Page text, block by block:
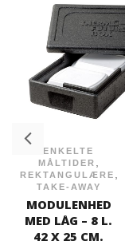
ENKELTE
MÅLTIDER
REKTANGULÆRE
TAKE-AWAY
MODULENHED
MED LÅG – 8 L.
42 X 25 CM.